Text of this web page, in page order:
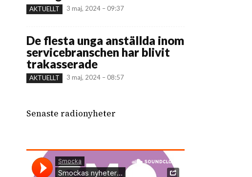
AKTUELLT 3 maj, 2024 – 09:37
De flesta unga anställda inom
servicebranschen har blivit
trakasserade
AKTUELLT 3 maj, 2024 – 08:57
Senaste radionyheter